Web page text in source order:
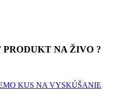
NA ŽIVO ?
KUS NA VYSKÚŠANIE